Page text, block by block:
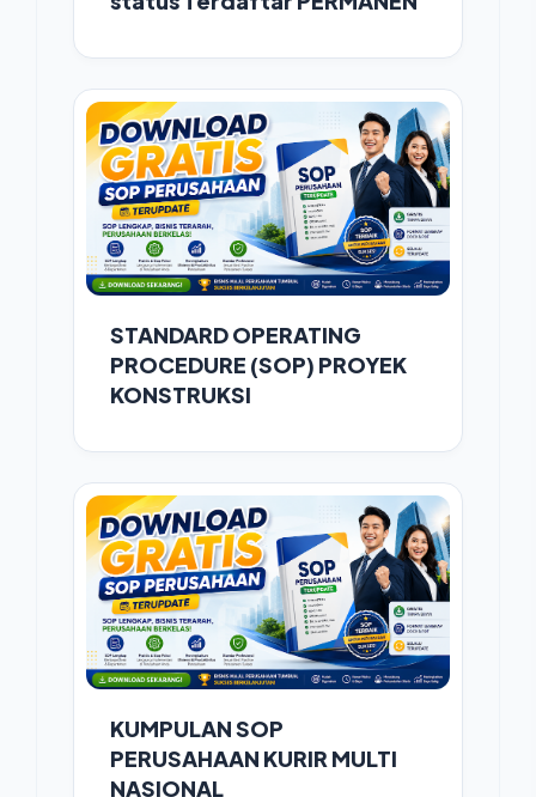
STANDARD OPERATING
PROCEDURE (SOP) PROYEK
KONSTRUKSI
KUMPULAN SOP
PERUSAHAAN KURIR MULTI
NASIONAL